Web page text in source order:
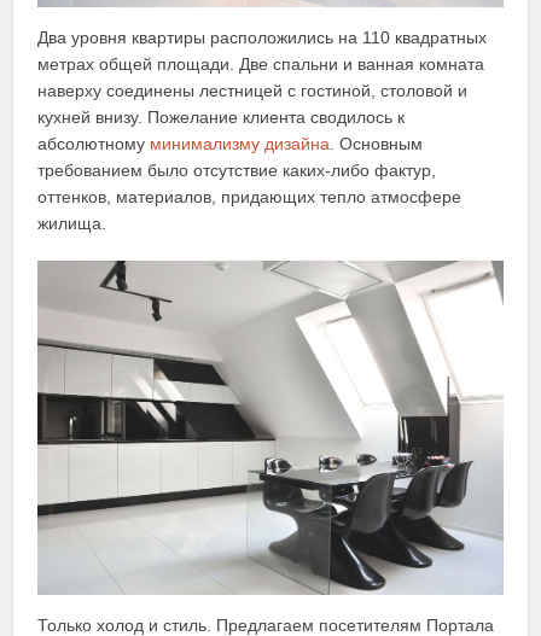
Два уровня квартиры расположились на 110 квадратных
метрах общей площади. Две спальни и ванная комната
наверху соединены лестницей с гостиной, столовой и
кухней внизу. Пожелание клиента сводилось к
абсолютному минимализму дизайна . Основным
требованием было отсутствие каких-либо фактур,
оттенков, материалов, придающих тепло атмосфере
жилища.
Только холод и стиль. Предлагаем посетителям Портала